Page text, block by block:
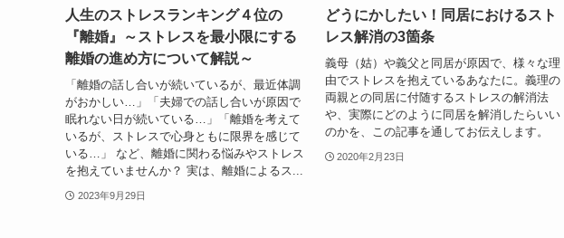
人生のストレスランキング４位の
『離婚』～ストレスを最小限にする
離婚の進め方について解説～
「離婚の話し合いが続いているが、最近体調
がおかしい…」「夫婦での話し合いが原因で
眠れない日が続いている…」「離婚を考えて
いるが、ストレスで心身ともに限界を感じて
いる…」 など、離婚に関わる悩みやストレス
を抱えていませんか？ 実は、離婚によるス...
2023年9月29日
どうにかしたい！同居におけるスト
レス解消の3箇条
義母（姑）や義父と同居が原因で、様々な理
由でストレスを抱えているあなたに。義理の
両親との同居に付随するストレスの解消法
や、実際にどのように同居を解消したらいい
のかを、この記事を通してお伝えします。
2020年2月23日